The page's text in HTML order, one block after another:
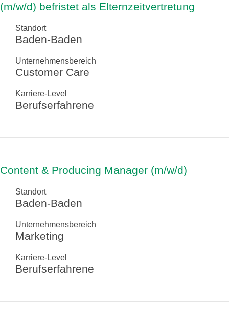
(m/w/d) befristet als Elternzeitvertretung
Standort
Baden-Baden
Unternehmensbereich
Customer Care
Karriere-Level
Berufserfahrene
Content & Producing Manager (m/w/d)
Standort
Baden-Baden
Unternehmensbereich
Marketing
Karriere-Level
Berufserfahrene